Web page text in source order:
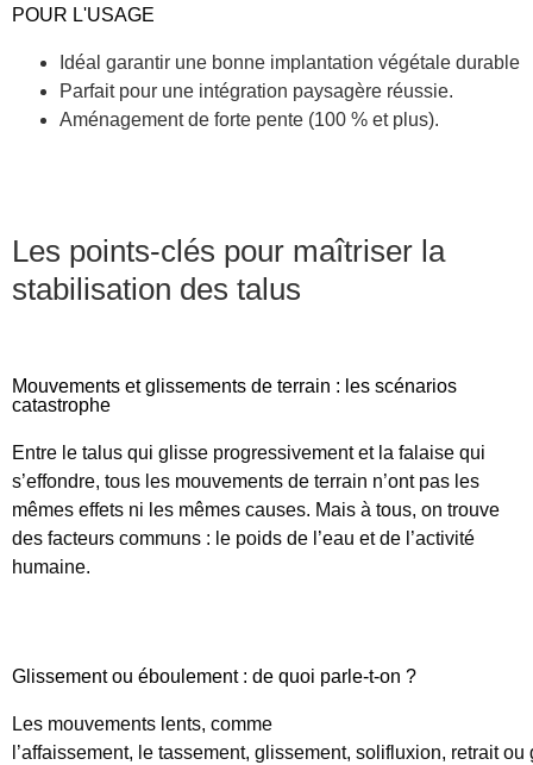
POUR L'USAGE
Idéal garantir une bonne implantation végétale durable
Parfait pour une intégration paysagère réussie.
Aménagement de forte pente (100 % et plus).
Les points-clés pour maîtriser la
stabilisation des talus
Mouvements et glissements de terrain : les scénarios
catastrophe
Entre le talus qui glisse progressivement et la falaise qui
s’effondre, tous les mouvements de terrain n’ont pas les
mêmes effets ni les mêmes causes. Mais à tous, on trouve
des facteurs communs : le poids de l’eau et de l’activité
humaine.
Glissement ou éboulement : de quoi parle-t-on ?
Les mouvements lents, comme
l’affaissement, le tassement, glissement, solifluxion, retraitou